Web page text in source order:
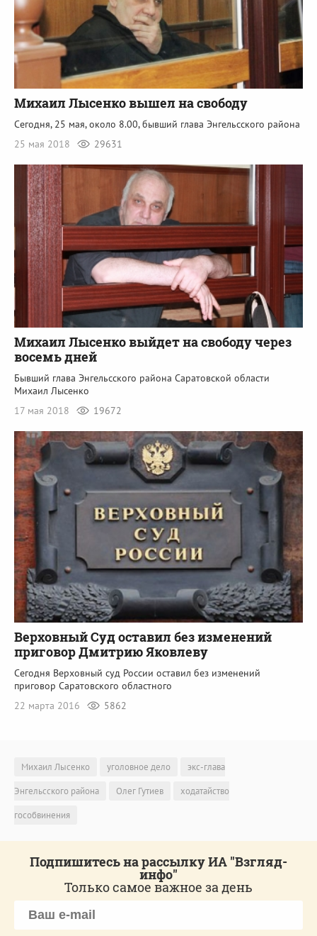
Михаил Лысенко вышел на свободу
Сегодня, 25 мая, около 8.00, бывший глава Энгельсского района
25 мая 2018
29631
Михаил Лысенко выйдет на свободу через
восемь дней
Бывший глава Энгельсского района Саратовской области
Михаил Лысенко
17 мая 2018
19672
Верховный Суд оставил без изменений
приговор Дмитрию Яковлеву
Сегодня Верховный суд России оставил без изменений
приговор Саратовского областного
22 марта 2016
5862
Михаил Лысенко уголовное дело
экс-глава
Энгельсского района
Олег Гутиев
ходатайство
гособвинения
Подпишитесь на рассылку ИА "Взгляд-
инфо"
Только самое важное за день